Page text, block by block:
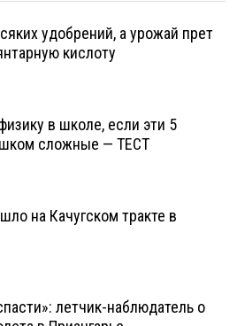
удобрений, а урожай прет
кислоту
в школе, если эти 5
сложные — ТЕСТ
на Качугском тракте в
летчик-наблюдатель о